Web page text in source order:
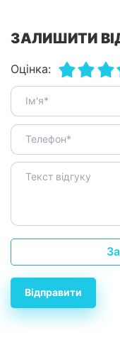
ЗАЛИШИТИ
Оцінка:
Відправити